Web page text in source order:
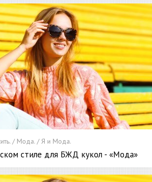
/ Мода. / Я и Мода.
стиле для БЖД кукол - «Мода»